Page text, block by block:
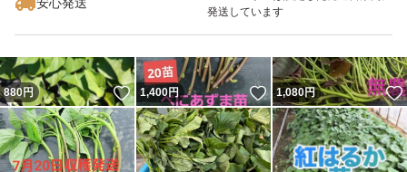
安心発送
発送しています
880円 いいね！
1,400円 いいね！
1,080円